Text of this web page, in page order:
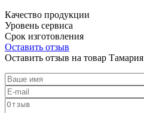
Качество продукции
Уровень сервиса
Срок изготовления
Оставить отзыв
Оставить отзыв на товар Тамария